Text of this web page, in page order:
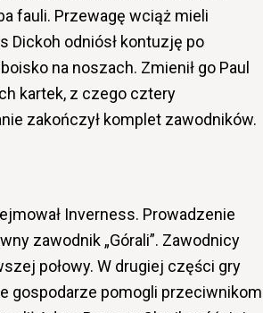
fauli. Przewagę wciąż mieli
Dickoh odniósł kontuzję po
na noszach. Zmienił go Paul
kartek, z czego cztery
zakończył komplet zawodników.
Inverness. Prowadzenie
zawodnik „Górali”. Zawodnicy
połowy. W drugiej części gry
gospodarze pomogli przeciwnikom